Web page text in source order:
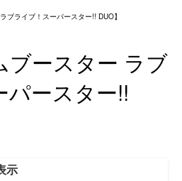
ブライブ！スーパースター!! DUO】
ブースター ラブ
パースター!!
示